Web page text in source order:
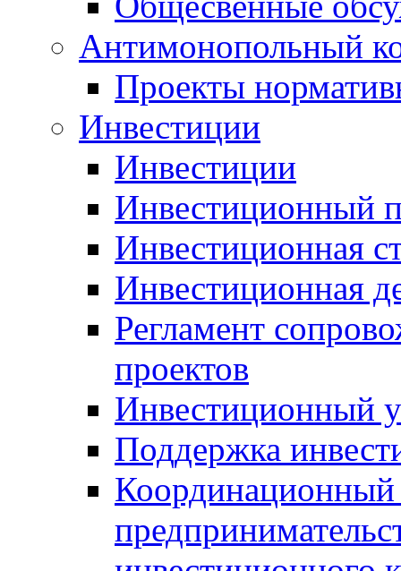
Антимонопольный
Проекты
Инвестиции
Инвестиции
Инвестиционный
Инвестиционная
Инвестиционная
Регламент
проектов
Инвестиционный
Поддержка
Координационный